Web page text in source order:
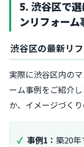
5. 渋谷区で
ンリフォー
渋谷区の最新リ
実際に渋谷区内の
ーム事例をご紹介
か、イメージづく
事例1： 築20年